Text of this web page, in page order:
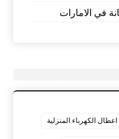
في الامارات
اعطال الكهرباء المنزلية